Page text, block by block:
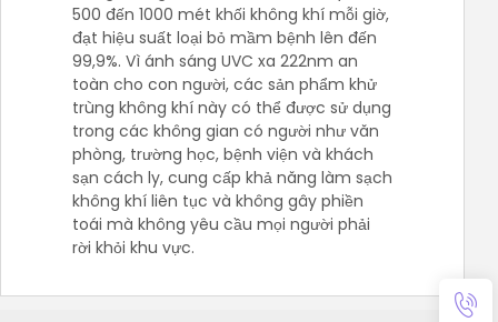
500 đến 1000 mét khối không khí mỗi giờ,
đạt hiệu suất loại bỏ mầm bệnh lên đến
99,9%. Vì ánh sáng UVC xa 222nm an
toàn cho con người, các sản phẩm khử
trùng không khí này có thể được sử dụng
trong các không gian có người như văn
phòng, trường học, bệnh viện và khách
sạn cách ly, cung cấp khả năng làm sạch
không khí liên tục và không gây phiền
toái mà không yêu cầu mọi người phải
rời khỏi khu vực.